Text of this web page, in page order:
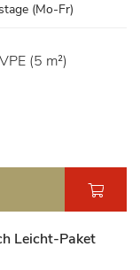
(Mo-Fr)
(5 m²)
Leicht-Paket